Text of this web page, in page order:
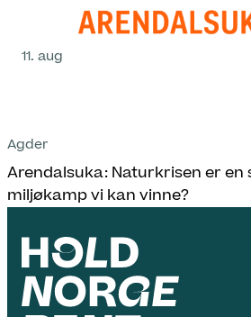
11. aug
Agder
Arendalsuka: Naturkrisen er en
miljøkamp vi kan vinne?